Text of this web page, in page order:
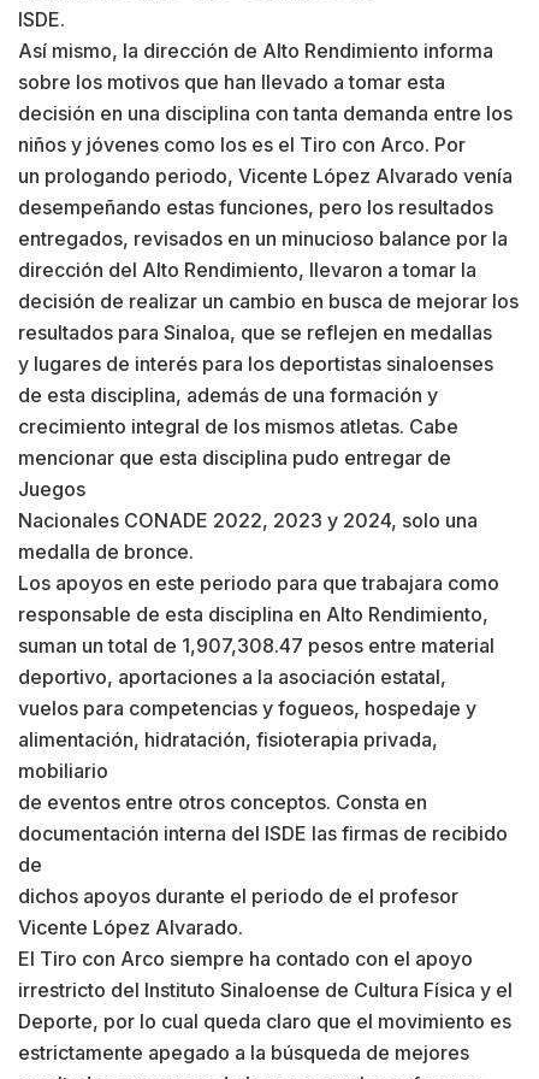
ISDE.
Así mismo, la dirección de Alto Rendimiento informa
sobre los motivos que han llevado a tomar esta
decisión en una disciplina con tanta demanda entre los
niños y jóvenes como los es el Tiro con Arco. Por
un prologando periodo, Vicente López Alvarado venía
desempeñando estas funciones, pero los resultados
entregados, revisados en un minucioso balance por la
dirección del Alto Rendimiento, llevaron a tomar la
decisión de realizar un cambio en busca de mejorar los
resultados para Sinaloa, que se reflejen en medallas
y lugares de interés para los deportistas sinaloenses
de esta disciplina, además de una formación y
crecimiento integral de los mismos atletas. Cabe
mencionar que esta disciplina pudo entregar de
Juegos
Nacionales CONADE 2022, 2023 y 2024, solo una
medalla de bronce.
Los apoyos en este periodo para que trabajara como
responsable de esta disciplina en Alto Rendimiento,
suman un total de 1,907,308.47 pesos entre material
deportivo, aportaciones a la asociación estatal,
vuelos para competencias y fogueos, hospedaje y
alimentación, hidratación, fisioterapia privada,
mobiliario
de eventos entre otros conceptos. Consta en
documentación interna del ISDE las firmas de recibido
de
dichos apoyos durante el periodo de el profesor
Vicente López Alvarado.
El Tiro con Arco siempre ha contado con el apoyo
irrestricto del Instituto Sinaloense de Cultura Física y el
Deporte, por lo cual queda claro que el movimiento es
estrictamente apegado a la búsqueda de mejores